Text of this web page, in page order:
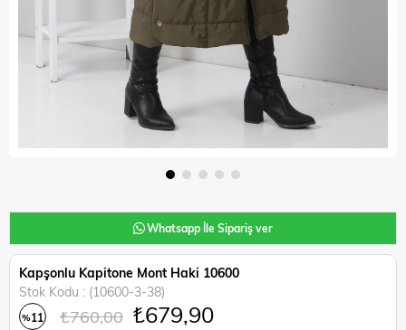
Whatsapp İle Sipariş ver
Kapşonlu Kapitone Mont Haki 10600
Stok Kodu
(10600-3-38)
%11 ₺760,00 ₺679,90